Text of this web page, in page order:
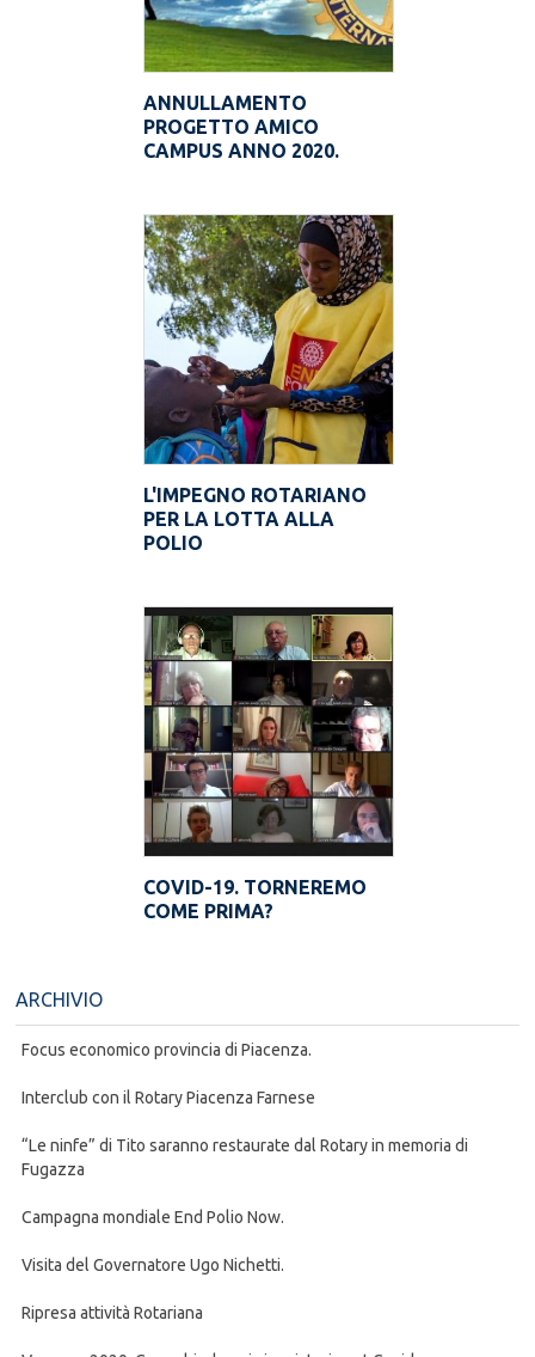
ANNULLAMENTO
PROGETTO AMICO
CAMPUS ANNO 2020.
L'IMPEGNO ROTARIANO
PER LA LOTTA ALLA
POLIO
COVID-19. TORNEREMO
COME PRIMA?
ARCHIVIO
Focus economico provincia di Piacenza.
Interclub con il Rotary Piacenza Farnese
“Le ninfe” di Tito saranno restaurate dal Rotary in memoria di
Fugazza
Campagna mondiale End Polio Now.
Visita del Governatore Ugo Nichetti.
Ripresa attività Rotariana